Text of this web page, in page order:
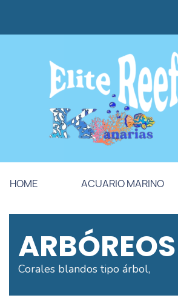
HOME ACUARIO MARINO
ARBÓREOS
Corales blandos tipo árbol,